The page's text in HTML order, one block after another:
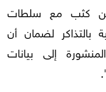
من كثب مع سلطات
بالتذاكر لضمان أن
إلى بيانات